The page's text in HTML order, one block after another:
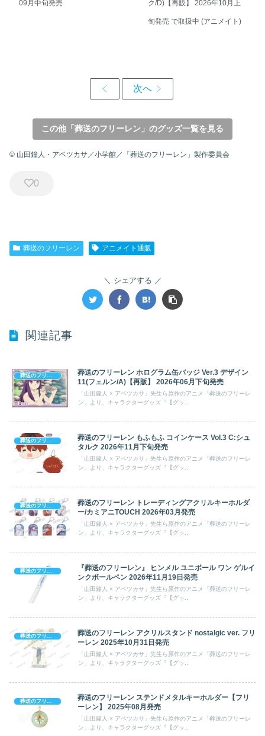
09月中旬発売 ク/D)【再販】 2026年10月上
旬発売 で取扱中 (アニメイト)
この他「葬送のフリーレン」のグッズ一覧を見る
© 山田鐘人・アベツカサ／小学館／「葬送のフリーレン」製作委員会
0
葬送のフリーレン アニメイト通販
シェアする
関連記事
葬送のフリーレン
葬送のフリーレン ホログラム缶バッジ Ver.3 デザイン
11(フェルン/A)【再販】 2026年06月下旬発売
「山田鐘人 × アベツカサ」先生ら原作のアニメ「葬送のフリーレ
ン」より、キャラクターグッズ『【グッ...
葬送のフリーレン
葬送のフリーレン もふもふ コインケース Vol.3 C:シュ
タルク 2026年11月下旬発売
「山田鐘人 × アベツカサ」先生ら原作のアニメ「葬送のフリーレ
ン」より、キャラクターグッズ『【グッ...
葬送のフリーレン トレーディングアクリルキーホルダ
ー/カミアニTOUCH 2026年03月発売
「山田鐘人 × アベツカサ」先生ら原作のアニメ「葬送のフリーレ
ン」より、キャラクターグッズ『【グッ...
『葬送のフリーレン』 ヒンメル ユニボール ワン ゲルイ
ンクボールペン 2026年11月19日発売
「山田鐘人 × アベツカサ」先生ら原作のアニメ「葬送のフリーレ
ン」より、キャラクターグッズ『【グッ...
葬送のフリーレン アクリルスタンド nostalgic ver. フリ
ーレン 2025年10月31日発売
「山田鐘人 × アベツカサ」先生ら原作のアニメ「葬送のフリーレ
ン」より、キャラクターグッズ『【グッ...
葬送のフリーレン ステンドメタルキーホルダー【フリ
ーレン】 2025年08月発売
「山田鐘人 × アベツカサ」先生ら原作のアニメ「葬送のフリーレ
ン」より、キャラクターグッズ『【グッ...